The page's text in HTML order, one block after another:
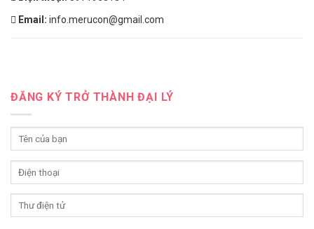
Email: info.merucon@gmail.com
ĐĂNG KÝ TRỞ THÀNH ĐẠI LÝ